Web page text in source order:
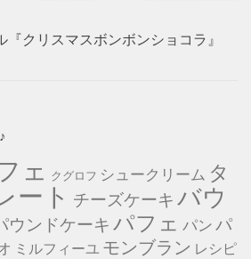
クリスマスボンボンショコラ』
ェ クグロフ シュークリーム タ
ート チーズケーキ バウ
ウンドケーキ パフェ パン パ
ミルフィーユ モンブラン レシピ